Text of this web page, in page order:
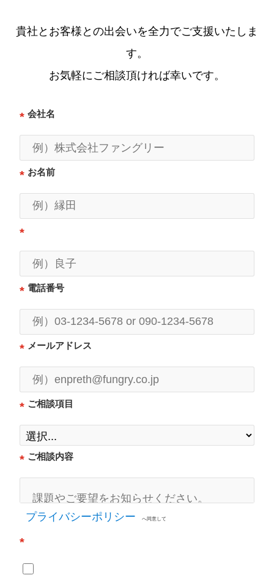
貴社とお客様との出会いを全力でご支援いたしま
す。
お気軽にご相談頂ければ幸いです。
* 会社名
* お名前
*
* 電話番号
* メールアドレス
* ご相談項目
* ご相談内容
プライバシーポリシー へ同意して
*